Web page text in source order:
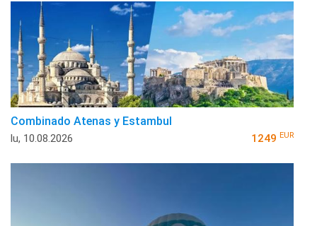
Combinado Atenas y Estambul
lu, 10.08.2026 1249 EUR